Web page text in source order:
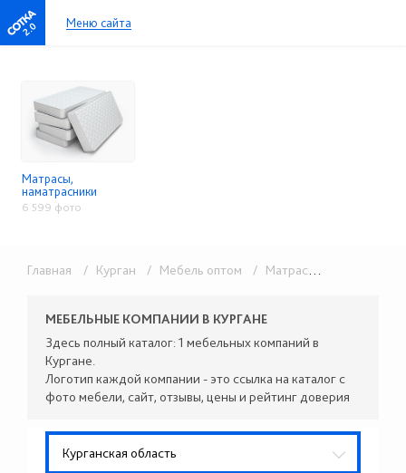
2.0 Меню сайта
Матрасы,
наматрасники
6 599 фото
Главная / Курган / Мебель оптом / Матрасы, наматрасники
МЕБЕЛЬНЫЕ КОМПАНИИ В КУРГАНЕ
Здесь полный каталог: 1 мебельных компаний в
Кургане.
Логотип каждой компании - это ссылка на каталог с
фото мебели, сайт, отзывы, цены и рейтинг доверия
Курганская область